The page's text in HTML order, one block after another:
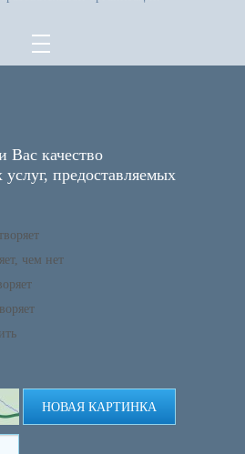
Вас качество
услуг, предоставляемых
чем нет
НОВАЯ КАРТИНКА